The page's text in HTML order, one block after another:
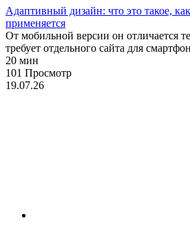
Адаптивный дизайн: что это такое,
применяется
От мобильной версии он отличается
требует отдельного сайта для
20 мин
101 Просмотр
19.07.26